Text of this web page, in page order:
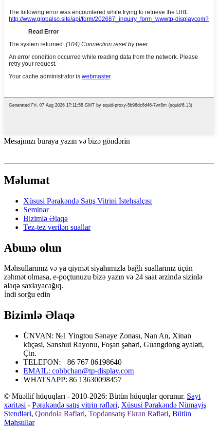
Mesajınızı buraya yazın və bizə göndərin
Məlumat
Xüsusi Pərakəndə Satış Vitrini İstehsalçısı
Seminar
Bizimlə Əlaqə
Tez-tez verilən suallar
Abunə olun
Məhsullarımız və ya qiymət siyahımızla bağlı suallarınız üçün
zəhmət olmasa, e-poçtunuzu bizə yazın və 24 saat ərzində sizinlə
əlaqə saxlayacağıq.
İndi sorğu edin
Bizimlə Əlaqə
ÜNVAN: №1 Yingtou Sənaye Zonası, Nan An, Xinan
küçəsi, Sanshui Rayonu, Foşan şəhəri, Guangdong əyaləti,
Çin.
TELEFON: +86 767 86198640
EMAIL: cobbchan@tp-display.com
WHATSAPP: 86 13630098457
© Müəllif hüquqları - 2010-2026: Bütün hüquqlar qorunur. Sayt
xəritəsi - Pərakəndə satış vitrin rəfləri, Xüsusi Pərakəndə Nümayiş
Stendləri, Qondola Rəfləri, Topdansatış Ekran Rəfləri, Bütün
Məhsullar